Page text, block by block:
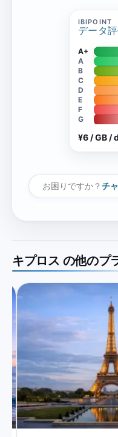
データ
A+
A
B
C
D
E
F
G
¥6 / GB /
お困りですか？ チ
キプロス の他のプ